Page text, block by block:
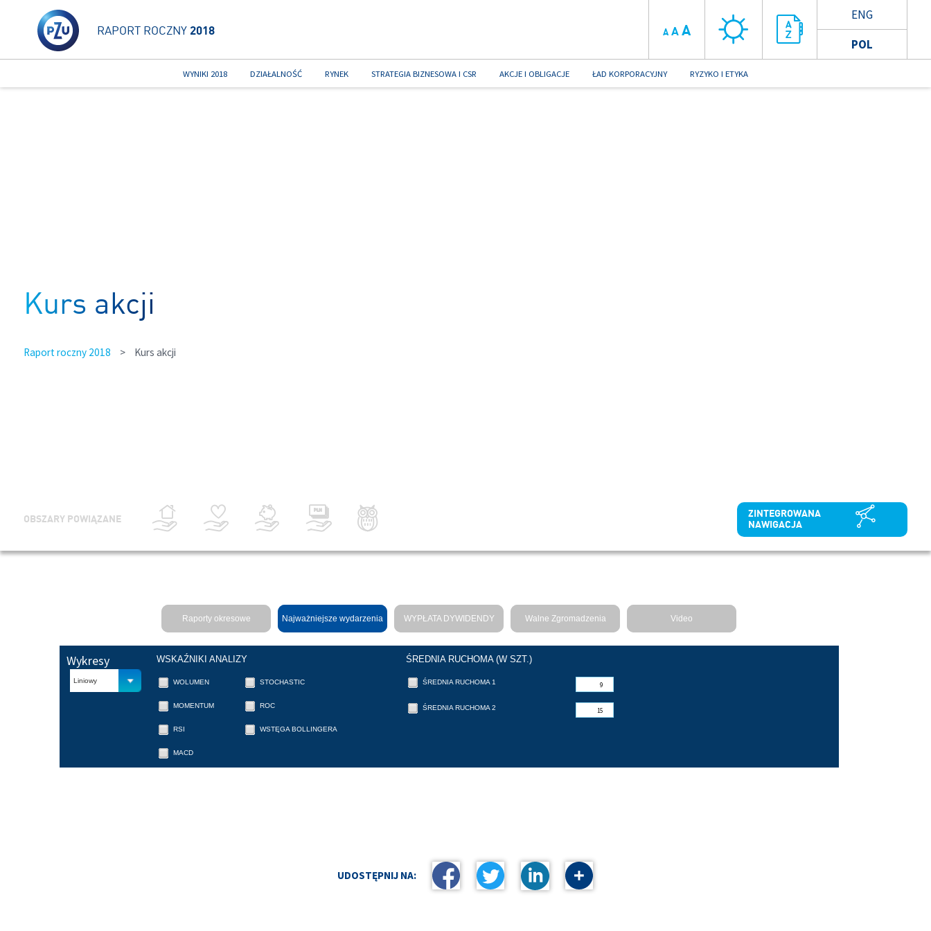
RAPORT ROCZNY 2018
ENG
POL
A A A
WYNIKI 2018 DZIAŁALNOŚĆ RYNEK STRATEGIA BIZNESOWA I CSR AKCJE I OBLIGACJE ŁAD KORPORACYJNY RYZYKO I ETYKA
Kurs akcji
Raport roczny 2018 > Kurs akcji
OBSZARY POWIĄZANE
ZINTEGROWANA
NAWIGACJA
Raporty okresowe Najważniejsze wydarzenia
korporacyjne
WYPŁATA DYWIDENDY Walne Zgromadzenia Video
Wykresy
Liniowy
WSKAŹNIKI ANALIZY
WOLUMEN
MOMENTUM
RSI
MACD
STOCHASTIC
ROC
WSTĘGA BOLLINGERA
ŚREDNIA RUCHOMA (W SZT.)
ŚREDNIA RUCHOMA 1
ŚREDNIA RUCHOMA 2
UDOSTĘPNIJ NA: